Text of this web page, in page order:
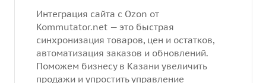
Интеграция сайта с Ozon от
Kommutator.net — это быстрая
синхронизация товаров, цен и остатков,
автоматизация заказов и обновлений.
Поможем бизнесу в Казани увеличить
продажи и упростить управление